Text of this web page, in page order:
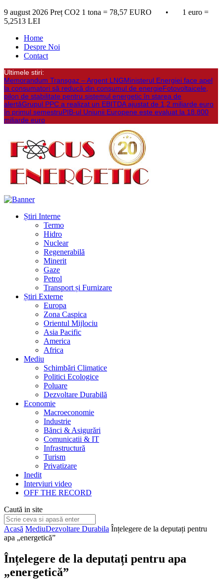
9 august 2026 Preț CO2 1 tona = 78,57 EURO • 1 euro =
5,2513 LEI
Home
Despre Noi
Contact
Ultimele stiri:
Memorandum Transgaz – Argent LNGMinisterul Energiei face apel
la consumatori să reducă din consumul de energieFotovoltaicele,
pilon de stabilitate pentru sistemul energetic în starea de
alertăGrupul PPC a realizat un EBITDA ajustat de 1,2 miliarde euro
în primul semestruPIB-ul Uniunii Europene este evaluat la 18.800
miliarde euro
Știri Interne
Termo
Hidro
Nuclear
Regenerabilă
Minerit
Gaze
Petrol
Transport și Furnizare
Știri Externe
Europa
Zona Caspica
Orientul Mijlociu
Asia Pacific
America
Africa
Mediu
Schimbări Climatice
Politici Ecologice
Poluare
Dezvoltare Durabilă
Economie
Macroeconomie
Industrie
Bănci & Asigurări
Comunicatii & IT
Infrastructură
Turism
Privatizare
Inedit
Interviuri video
OFF THE RECORD
Caută in site
Acasă MediuDezvoltare Durabila Înțelegere de la deputați pentru
apa „energetică”
Înțelegere de la deputați pentru apa
„energetică”